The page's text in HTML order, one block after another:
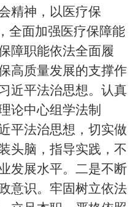
精神，以医疗保
全面加强医疗保障能
障职能依法全面履
高质量发展的支撑作
近平法治思想。认真
论中心组学法制
平法治思想，切实做
头脑，指导实践，不
发展水平。二是不断
意识。牢固树立依法